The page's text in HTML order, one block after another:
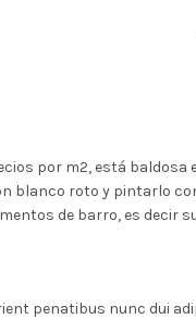
por m2, está
blanco roto y pintarlo
de barro, es decir
penatibus nunc dui